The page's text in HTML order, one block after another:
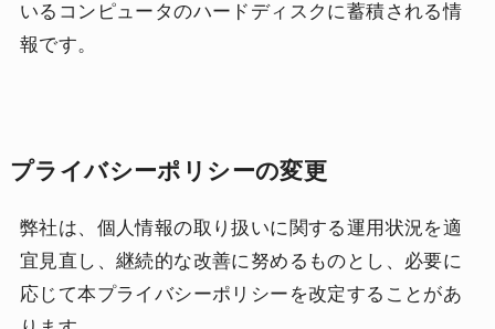
いるコンピュータのハードディスクに蓄積される情
報です。
プライバシーポリシーの変更
弊社は、個人情報の取り扱いに関する運用状況を適
宜見直し、継続的な改善に努めるものとし、必要に
応じて本プライバシーポリシーを改定することがあ